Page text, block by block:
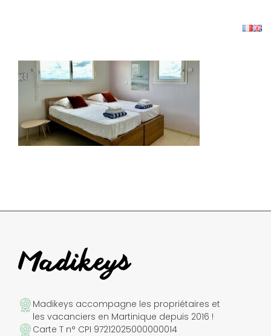
Madikeys accompagne les propriétaires et
les vacanciers en Martinique depuis 2016 !
Carte T n° CPI 97212025000000014